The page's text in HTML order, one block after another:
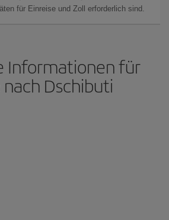
für Einreise und Zoll erforderlich sind.
Informationen für
nach Dschibuti